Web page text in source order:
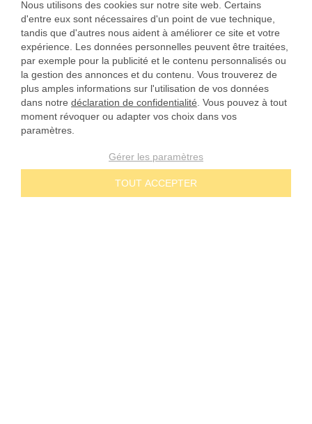
Les offres de banderolestop s’adressent à une clientèle professionnelle (B2B)
uniquement. Tous les prix indiqués sur le site sont des prix hors taxes (H.T.). Ce site
s’adresse à une clientèle d’entreprises, d’agences évènementielles ou de
communication et d’administrations publiques. Tous droits réservés.
Rétractation
Copyright © 2026 bannerstop GmbH
Nous utilisons des cookies sur notre site web. Certains
d'entre eux sont nécessaires d'un point de vue technique,
tandis que d'autres nous aident à améliorer ce site et votre
expérience. Les données personnelles peuvent être traitées,
par exemple pour la publicité et le contenu personnalisés ou
la gestion des annonces et du contenu. Vous trouverez de
plus amples informations sur l'utilisation de vos données
dans notre déclaration de confidentialité . Vous pouvez à tout
moment révoquer ou adapter vos choix dans vos
paramètres.
TOUT ACCEPTER
Gérer les paramètres